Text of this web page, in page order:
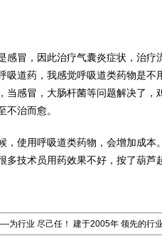
冒，因此治疗气囊炎症状，治疗
吸道药，我感觉呼吸道类药物是不
当感冒，大肠杆菌等问题解决了，
不治而愈。
使用呼吸道类药物，会增加成本
多技术员用药效果不好，按了葫芦
行业 尽己任！ 建于2005年 领先的行